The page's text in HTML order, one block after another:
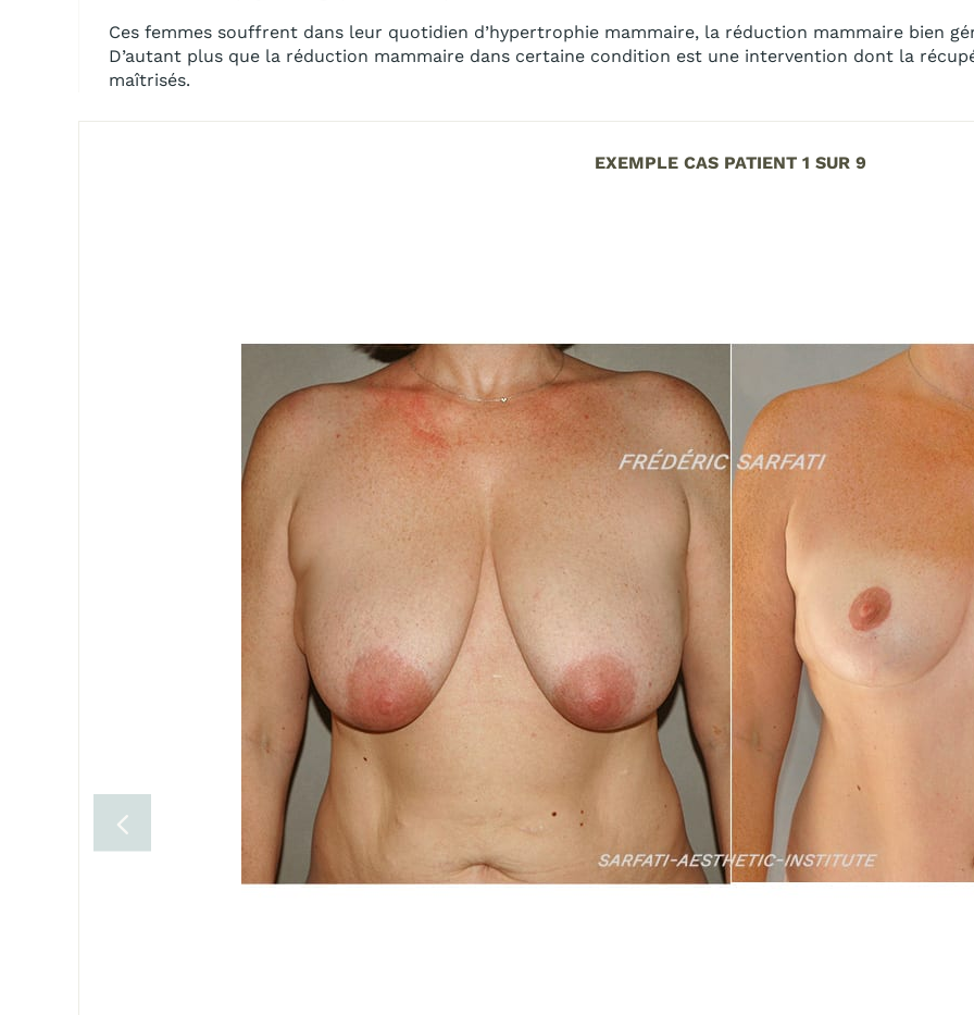
Ces femmes souffrent dans leur quotidien d’hypertrophie mammaire, la réduction mammaire bien
D’autant plus que la réduction mammaire dans certaine condition est une intervention dont la
maîtrisés.
EXEMPLE CAS PATIENT 1 SUR 9